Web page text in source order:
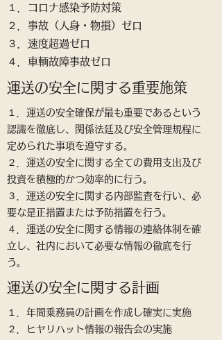
１．コロナ感染予防対策
２．事故（人身・物損）ゼロ
３．速度超過ゼロ
​４．車輌故障事故ゼロ
運送の安全に関する重要施策
１．運送の安全確保が最も重要であるという
認識を徹底し、関係法廷及び安全管理規程に
定められた事項を遵守する。
２．運送の安全に関する全ての費用支出及び
投資を積極的かつ効率的に行う。
３．運送の安全に関する内部監査を行い、必
要な是正措置または予防措置を行う。
​４．運送の安全に関する情報の連絡体制を確
立し、社内において必要な情報の徹底を行
う。
運送の安全に関する計画
１．年間乗務員の計画を作成し確実に実施
２．ヒヤリハット情報の報告会の実施